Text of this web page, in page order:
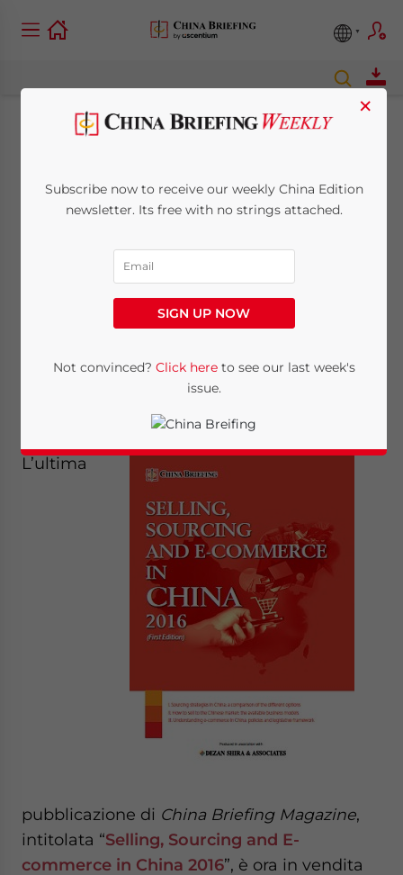
E-Commerce in
pubblicazione di
China Briefing
Magazine
minutes
L’ultima
pubblicazione di China Briefing Magazine,
intitolata “Selling, Sourcing and E-
commerce in China 2016”, è ora in vendita
×
Subscribe now to receive our weekly China Edition
newsletter. Its free with no strings attached.
SIGN UP NOW
Not convinced? Click hereto see our last week's
issue.
- case sensitive